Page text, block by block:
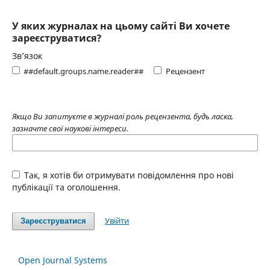
У яких журналах на цьому сайті Ви хочете
зареєструватися?
Зв’язок
##default.groups.name.reader## Рецензент
Якщо Ви запитуєте в журналі роль рецензента, будь ласка,
зазначте свої наукові інтереси.
Так, я хотів би отримувати повідомлення про нові
публікації та оголошення.
Зареєструватися Увійти
Open Journal Systems